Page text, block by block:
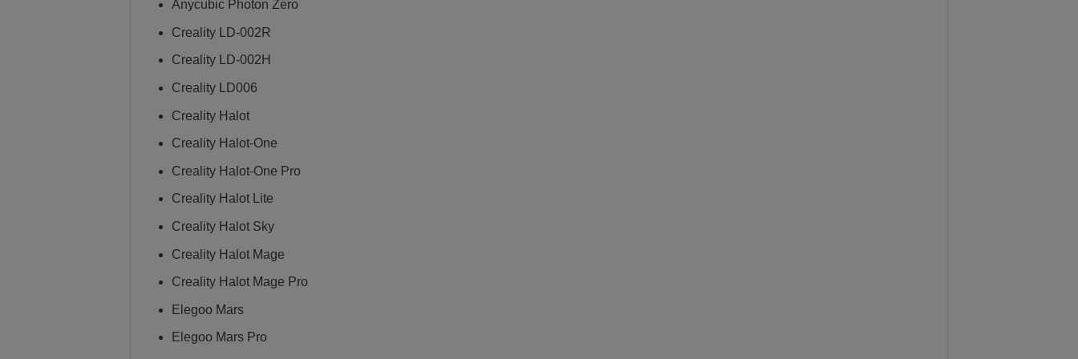
Anycubic Photon Zero
Creality LD-002R
Creality LD-002H
Creality LD006
Creality Halot
Creality Halot-One
Creality Halot-One Pro
Creality Halot Lite
Creality Halot Sky
Creality Halot Mage
Creality Halot Mage Pro
Elegoo Mars
Elegoo Mars Pro